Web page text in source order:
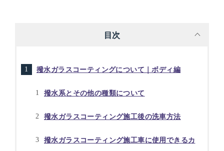
目次
撥水ガラスコーティングについて｜ボディ編
撥水系とその他の種類について
撥水ガラスコーティング施工後の洗車方法
撥水ガラスコーティング施工車に使用できるカ